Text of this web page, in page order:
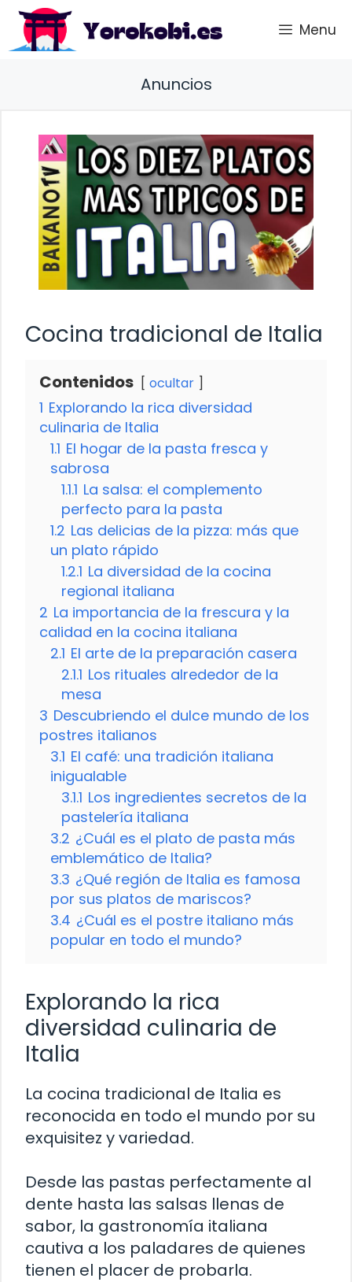
Saltar
contenido
Menu
Anuncios
Cocina tradicional de Italia
Contenidos ocultar
1 Explorando la rica diversidad
culinaria de Italia
1.1 El hogar de la pasta fresca y
sabrosa
1.1.1 La salsa: el complemento
perfecto para la pasta
1.2 Las delicias de la pizza: más que
un plato rápido
1.2.1 La diversidad de la cocina
regional italiana
2 La importancia de la frescura y la
calidad en la cocina italiana
2.1 El arte de la preparación casera
2.1.1 Los rituales alrededor de la
mesa
3 Descubriendo el dulce mundo de los
postres italianos
3.1 El café: una tradición italiana
inigualable
3.1.1 Los ingredientes secretos de la
pastelería italiana
3.2 ¿Cuál es el plato de pasta más
emblemático de Italia?
3.3 ¿Qué región de Italia es famosa
por sus platos de mariscos?
3.4 ¿Cuál es el postre italiano más
popular en todo el mundo?
Explorando la rica
diversidad culinaria de
Italia
La cocina tradicional de Italia es
reconocida en todo el mundo por su
exquisitez y variedad.
Desde las pastas perfectamente al
dente hasta las salsas llenas de
sabor, la gastronomía italiana
cautiva a los paladares de quienes
tienen el placer de probarla.